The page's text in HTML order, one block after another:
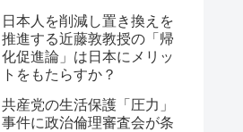
日本人を削減し置き換えを
推進する近藤敦教授の「帰
化促進論」は日本にメリッ
トをもたらすか？
共産党の生活保護「圧力」
事件に政治倫理審査会が条